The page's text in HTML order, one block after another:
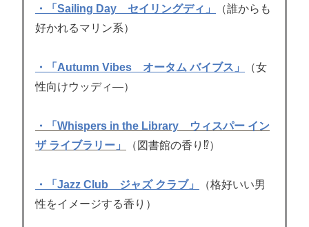
・「Sailing Day セイリングディ」
（誰からも
好かれるマリン系）
・「Autumn Vibes オータム バイブス」
（女
性向けウッディ―）
・「Whispers in the Library ウィスパー イン
ザ ライブラリー」
（図書館の香り⁉）
・「Jazz Club ジャズ クラブ」
（格好いい男
性をイメージする香り）